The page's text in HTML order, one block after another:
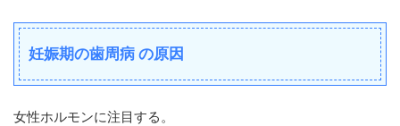
妊娠期の歯周病 の原因
女性ホルモンに注目する。